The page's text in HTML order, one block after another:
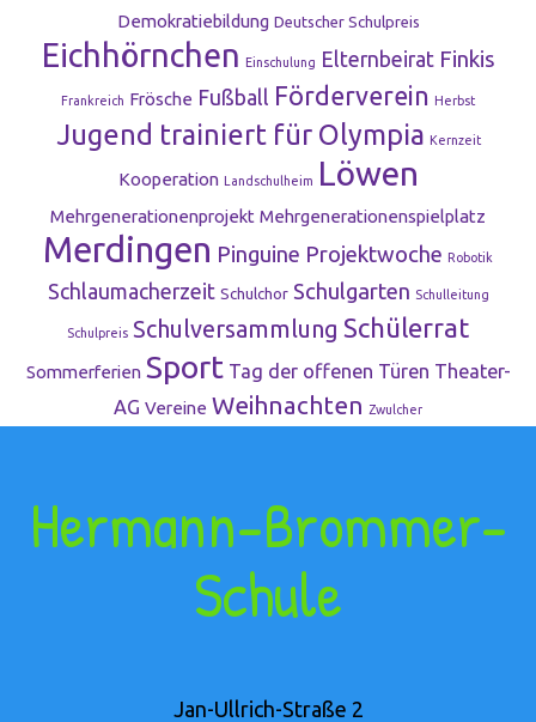
Demokratiebildung Deutscher Schulpreis
Eichhörnchen Einschulung Elternbeirat Finkis
Frankreich Frösche Fußball Förderverein Herbst
Jugend trainiert für Olympia Kernzeit
Kooperation Landschulheim Löwen
Mehrgenerationenprojekt Mehrgenerationenspielplatz
Merdingen Pinguine Projektwoche Robotik
Schlaumacherzeit Schulchor Schulgarten Schulleitung
Schulpreis Schulversammlung Schülerrat
Sommerferien Sport Tag der offenen Türen Theater-
AG Vereine Weihnachten Zwulcher
Hermann-Brommer-
Schule
Jan-Ullrich-Straße 2